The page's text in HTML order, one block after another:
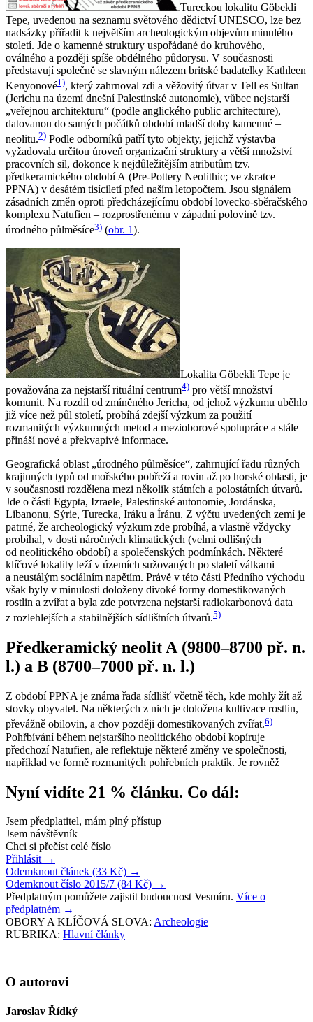
Tureckou lokalitu Göbekli
Tepe, uvedenou na seznamu světového dědictví UNESCO, lze bez
nadsázky přiřadit k největším archeologickým objevům minulého
století. Jde o kamenné struktury uspořádané do kruhového,
oválného a později spíše obdélného půdorysu. V současnosti
představují společně se slavným nálezem britské badatelky Kathleen
Kenyonové1), který zahrnoval zdi a věžovitý útvar v Tell es Sultan
(Jerichu na území dnešní Palestinské autonomie), vůbec nejstarší
„veřejnou architekturu“ (podle anglického public architecture),
datovanou do samých počátků období mladší doby kamenné –
neolitu.2) Podle odborníků patří tyto objekty, jejichž výstavba
vyžadovala určitou úroveň organizační struktury a větší množství
pracovních sil, dokonce k nejdůležitějším atributům tzv.
předkeramického období A (Pre-Pottery Neolithic; ve zkratce
PPNA) v desátém tisíciletí před naším letopočtem. Jsou signálem
zásadních změn oproti předcházejícímu období lovecko-sběračského
komplexu Natufien – rozprostřenému v západní polovině tzv.
úrodného půlměsíce3) (obr. 1).
Lokalita Göbekli Tepe je
považována za nejstarší rituální centrum4) pro větší množství
komunit. Na rozdíl od zmíněného Jericha, od jehož výzkumu uběhlo
již více než půl století, probíhá zdejší výzkum za použití
rozmanitých výzkumných metod a mezioborové spolupráce a stále
přináší nové a překvapivé informace.
Geografická oblast „úrodného půlměsíce“, zahrnující řadu různých
krajinných typů od mořského pobřeží a rovin až po horské oblasti, je
v současnosti rozdělena mezi několik státních a polostátních útvarů.
Jde o části Egypta, Izraele, Palestinské autonomie, Jordánska,
Libanonu, Sýrie, Turecka, Iráku a Íránu. Z výčtu uvedených zemí je
patrné, že archeologický výzkum zde probíhá, a vlastně vždycky
probíhal, v dosti náročných klimatických (velmi odlišných
od neolitického období) a společenských podmínkách. Některé
klíčové lokality leží v územích sužovaných po staletí válkami
a neustálým sociálním napětím. Právě v této části Předního východu
však byly v minulosti doloženy divoké formy domestikovaných
rostlin a zvířat a byla zde potvrzena nejstarší radiokarbonová data
z rozlehlejších a stabilnějších sídlištních útvarů.5)
Předkeramický neolit A (9800–8700 př. n.
l.) a B (8700–7000 př. n. l.)
Z období PPNA je známa řada sídlišť včetně těch, kde mohly žít až
stovky obyvatel. Na některých z nich je doložena kultivace rostlin,
převážně obilovin, a chov později domestikovaných zvířat.6)
Pohřbívání během nejstaršího neolitického období kopíruje
předchozí Natufien, ale reflektuje některé změny ve společnosti,
například ve formě rozmanitých pohřebních praktik. Je rovněž
Nyní vidíte 21 % článku. Co dál:
Jsem předplatitel, mám plný přístup
Jsem návštěvník
Chci si přečíst celé číslo
Přihlásit →
Odemknout článek (33 Kč) →
Odemknout číslo 2015/7 (84 Kč) →
Předplatným pomůžete zajistit budoucnost Vesmíru. Více o
předplatném →
OBORY A KLÍČOVÁ SLOVA: Archeologie
RUBRIKA: Hlavní články
O autorovi
Jaroslav Řídký